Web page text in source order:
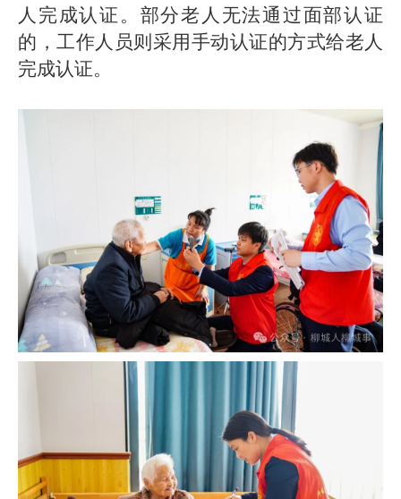
人完成认证。部分老人无法通过面部认证
的，工作人员则采用手动认证的方式给老人
完成认证。